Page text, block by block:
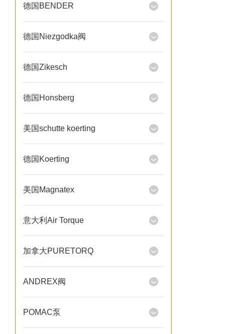
德国BENDER
德国Niezgodka阀
德国Zikesch
德国Honsberg
美国schutte koerting
德国Koerting
美国Magnatex
意大利Air Torque
加拿大PURETORQ
ANDREX阀
POMAC泵